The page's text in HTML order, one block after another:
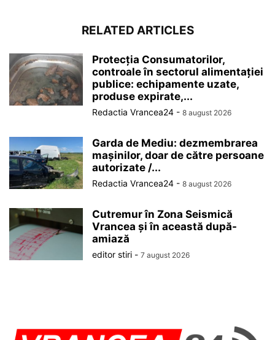
RELATED ARTICLES
Protecția Consumatorilor,
controale în sectorul alimentației
publice: echipamente uzate,
produse expirate,...
Redactia Vrancea24 - 8 august 2026
Garda de Mediu: dezmembrarea
mașinilor, doar de către persoane
autorizate /...
Redactia Vrancea24 - 8 august 2026
Cutremur în Zona Seismică
Vrancea și în această după-
amiază
editor stiri - 7 august 2026